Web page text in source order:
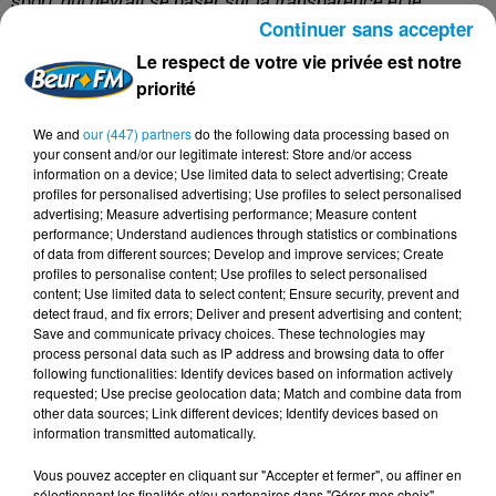
Un combat pour toutes les femmes
Pour la native d'Aïn Sidi Ali, l’enjeu dépasse sa carrière
personnelle. «Bien sûr. Je crois que mon cas a permis de
mettre en lumière les défis que les femmes affrontent
dans le sport et les injustices qu’elles subissent parfois à
cause de la discrimination. Mon expérience a montré que
rester ferme et s’accrocher à la vérité peut finalement
conduire au succès, et que ceux qui veulent nuire aux
femmes ne briseront jamais leur détermination. Le travail
acharné et la persévérance peuvent apporter justice et
améliorer le paysage sportif.»
Elle regrette l’absence de soutien de certaines
adversaires aux Jeux, mais garde l’esprit ouvert : «Je
car je crois que le sport est un pont de proximité et de
Le respect de votre vie privée est notre
priorité
We and our (447) partnersdo the following data processing based on
your consent and/or our legitimate interest: Store and/or access
information on a device; Use limited data to select advertising; Create
profiles for personalised advertising; Use profiles to select personalised
advertising; Measure advertising performance; Measure content
performance; Understand audiences through statistics or combinations
of data from different sources; Develop and improve services; Create
profiles to personalise content; Use profiles to select personalised
content; Use limited data to select content; Ensure security, prevent and
detect fraud, and fix errors; Deliver and present advertising and content;
Save and communicate privacy choices. These technologies may
process personal data such as IP address and browsing data to offer
following functionalities: Identify devices based on information actively
requested; Use precise geolocation data; Match and combine data from
other data sources; Link different devices; Identify devices based on
information transmitted automatically.
Vous pouvez accepter en cliquant sur "Accepter et fermer", ou affiner en
Continuer sans accepter